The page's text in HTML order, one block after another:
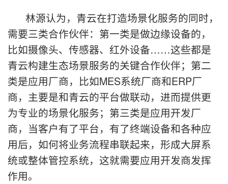
林源认为，青云在打造场景化服务的同时，
需要三类合作伙伴：第一类是做边缘设备的，
比如摄像头、传感器、红外设备……这些都是
青云构建生态场景服务的关键合作伙伴；第二
类是应用厂商，比如MES系统厂商和ERP厂
商，主要是和青云的平台做联动，进而提供更
为专业的场景化服务；第三类是应用开发厂
商，当客户有了平台，有了终端设备和各种应
用后，如何将业务流程串联起来，形成大屏系
统或整体管控系统，这就需要应用开发商发挥
作用。